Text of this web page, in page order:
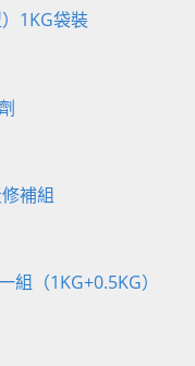
1KG袋裝
補組
（1KG+0.5KG）